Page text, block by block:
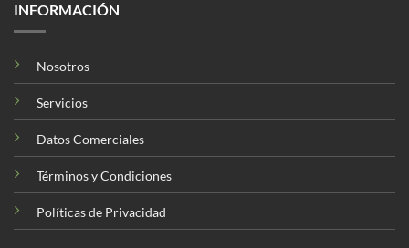
INFORMACIÓN
Nosotros
Servicios
Datos Comerciales
Términos y Condiciones
Políticas de Privacidad